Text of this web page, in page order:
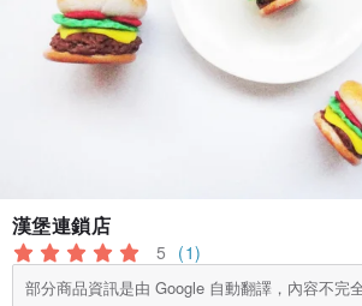
漢堡連鎖店
5 (1)
部分商品資訊是由 Google 自動翻譯，內容不完全